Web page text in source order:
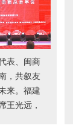
表、闽商
，共叙友
来。福建
王光远，